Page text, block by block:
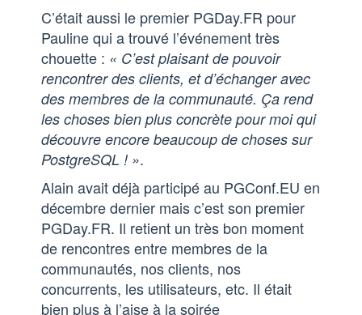
C’était aussi le premier PGDay.FR pour
Pauline qui a trouvé l’événement très
chouette : « C’est plaisant de pouvoir
rencontrer des clients, et d’échanger avec
des membres de la communauté. Ça rend
les choses bien plus concrète pour moi qui
découvre encore beaucoup de choses sur
PostgreSQL ! ».
Alain avait déjà participé au PGConf.EU en
décembre dernier mais c’est son premier
PGDay.FR. Il retient un très bon moment
de rencontres entre membres de la
communautés, nos clients, nos
concurrents, les utilisateurs, etc. Il était
bien plus à l’aise à la soirée